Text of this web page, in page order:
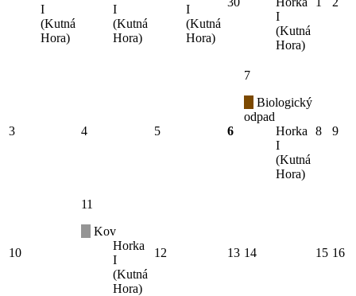
I
(Kutná
Hora)
I
(Kutná
Hora)
I
(Kutná
Hora)
I
(Kutná
Hora)
3 4 5 6
7
Biologický
odpad
Horka
I
(Kutná
Hora)
8 9
10
11
Kov
Horka
I
(Kutná
Hora)
12 13 14 15 16